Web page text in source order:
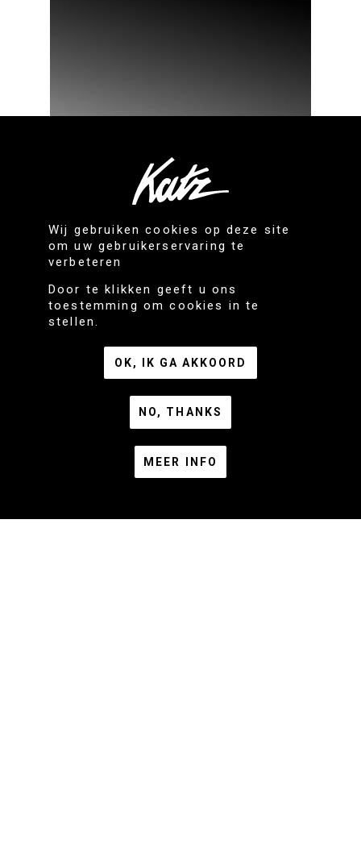
Wij gebruiken cookies op deze site
om uw gebruikerservaring te
verbeteren
Door te klikken geeft u ons
toestemming om cookies in te
stellen.
OK, IK GA AKKOORD
NO, THANKS
MEER INFO